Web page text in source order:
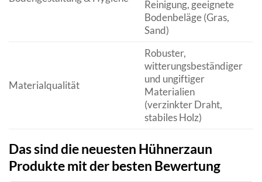
Reinigung, geeignete
Bodenbeläge (Gras,
Sand)
Materialqualität
Robuster,
witterungsbeständiger
und ungiftiger
Materialien
(verzinkter Draht,
stabiles Holz)
Das sind die neuesten Hühnerzaun
Produkte mit der besten Bewertung